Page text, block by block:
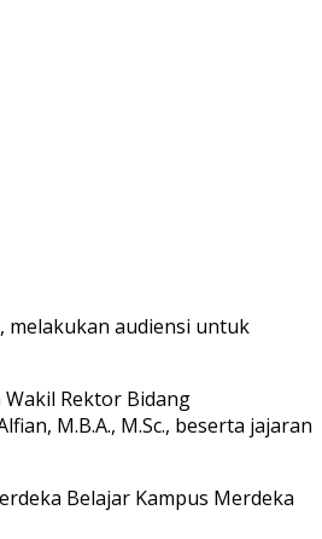
melakukan audiensi untuk
Wakil Rektor Bidang
M.B.A., M.Sc., beserta jajaran
Belajar Kampus Merdeka